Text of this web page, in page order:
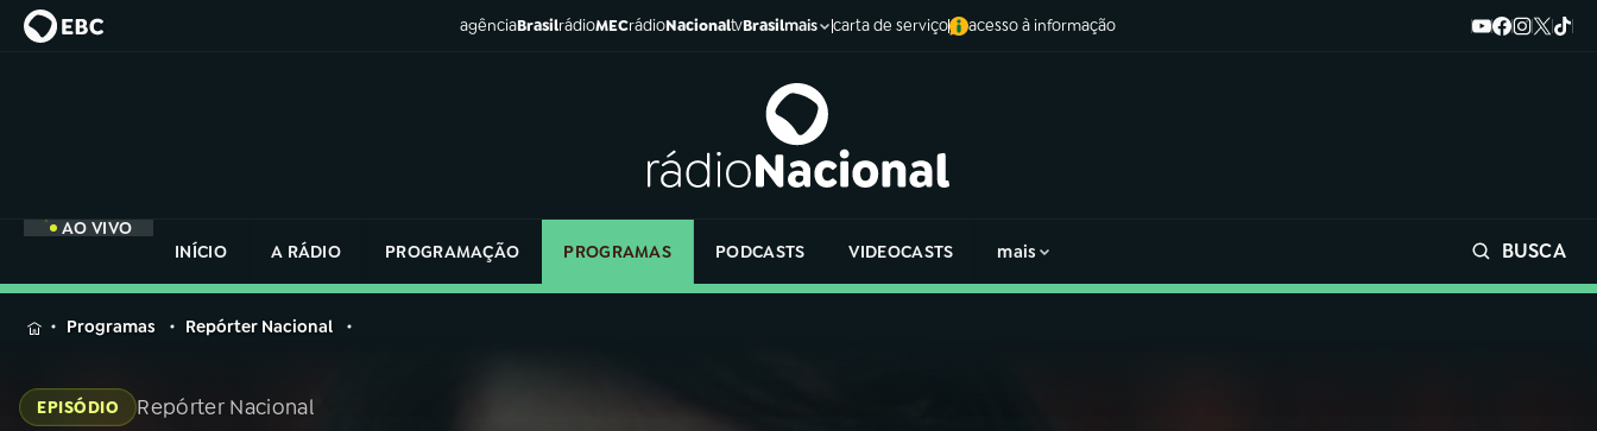
agênciaBrasilrádioMECrádioNacionaltvBrasilmais carta de serviço acesso à informação
AO VIVO
INÍCIO
A RÁDIO PROGRAMAÇÃO PROGRAMAS PODCASTS VIDEOCASTS mais BUSCA
MENU
na
Rádio
Programas Repórter Nacional
EPISÓDIO Repórter Nacional